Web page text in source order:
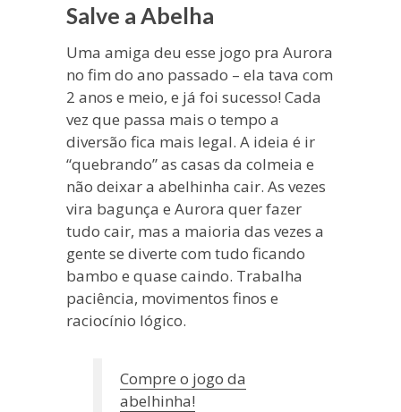
Salve a Abelha
Uma amiga deu esse jogo pra Aurora
no fim do ano passado – ela tava com
2 anos e meio, e já foi sucesso! Cada
vez que passa mais o tempo a
diversão fica mais legal. A ideia é ir
“quebrando” as casas da colmeia e
não deixar a abelhinha cair. As vezes
vira bagunça e Aurora quer fazer
tudo cair, mas a maioria das vezes a
gente se diverte com tudo ficando
bambo e quase caindo. Trabalha
paciência, movimentos finos e
raciocínio lógico.
Compre o jogo da
abelhinha!